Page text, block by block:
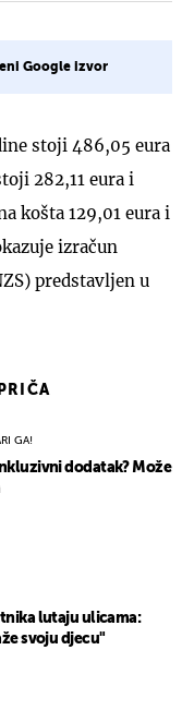
Google izvor
stoji 486,05 eura
282,11 eura i
košta 129,01 eura i
izračun
predstavljen u
GA!
dodatak? Može
lutaju ulicama:
svoju djecu"